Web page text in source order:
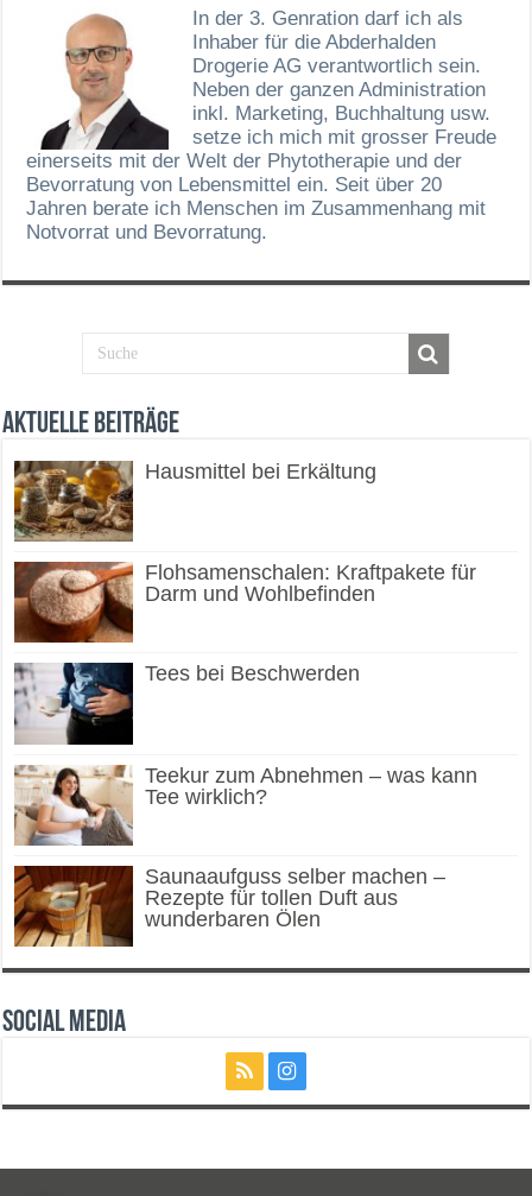
In der 3. Genration darf ich als
Inhaber für die Abderhalden
Drogerie AG verantwortlich sein.
Neben der ganzen Administration
inkl. Marketing, Buchhaltung usw.
setze ich mich mit grosser Freude
einerseits mit der Welt der Phytotherapie und der
Bevorratung von Lebensmittel ein. Seit über 20
Jahren berate ich Menschen im Zusammenhang mit
Notvorrat und Bevorratung.
Aktuelle Beiträge
Hausmittel bei Erkältung
Flohsamenschalen: Kraftpakete für
Darm und Wohlbefinden
Tees bei Beschwerden
Teekur zum Abnehmen – was kann
Tee wirklich?
Saunaaufguss selber machen –
Rezepte für tollen Duft aus
wunderbaren Ölen
Social Media